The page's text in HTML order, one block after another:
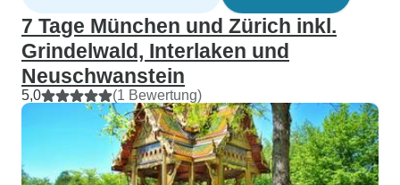
7 Tage München und Zürich inkl.
Grindelwald, Interlaken und
Neuschwanstein
5,0 (1 Bewertung)